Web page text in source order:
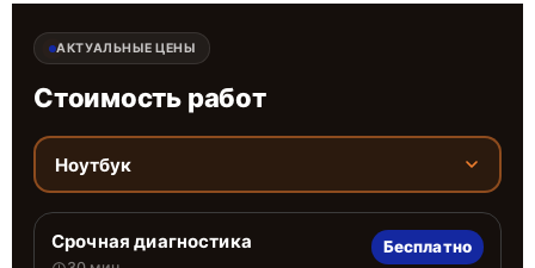
АКТУАЛЬНЫЕ ЦЕНЫ
Стоимость работ
Ноутбук
Срочная диагностика Бесплатно